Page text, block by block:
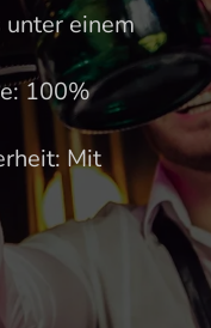
einem
100%
Mit